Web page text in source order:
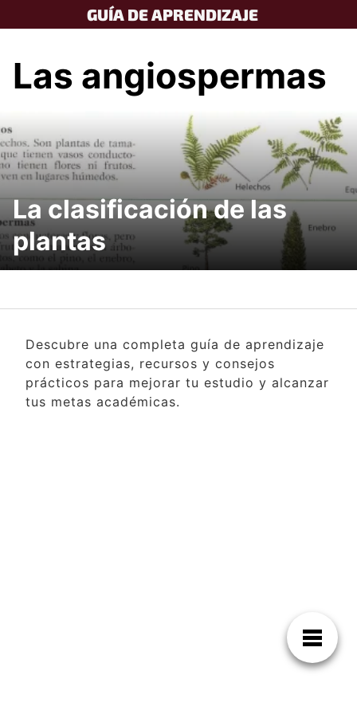
to
GUÍA DE APRENDIZAJE
Las angiospermas
La clasificación de las
plantas
Descubre una completa guía de aprendizaje
con estrategias, recursos y consejos
prácticos para mejorar tu estudio y alcanzar
tus metas académicas.